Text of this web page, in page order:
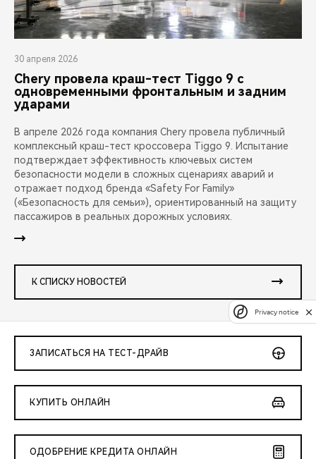
30 апреля 2026
Chery провела краш-тест Tiggo 9 с
одновременными фронтальным и задним
ударами
В апреле 2026 года компания Chery провела публичный
комплексный краш-тест кроссовера Tiggo 9. Испытание
подтверждает эффективность ключевых систем
безопасности модели в сложных сценариях аварий и
отражает подход бренда «Safety For Family»
(«Безопасность для семьи»), ориентированный на защиту
пассажиров в реальных дорожных условиях.
К СПИСКУ НОВОСТЕЙ
ЗАПИСАТЬСЯ НА ТЕСТ-ДРАЙВ
КУПИТЬ ОНЛАЙН
ОДОБРЕНИЕ КРЕДИТА ОНЛАЙН
Privacy notice